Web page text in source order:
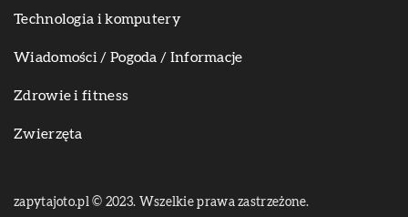
Technologia i komputery
Wiadomości / Pogoda / Informacje
Zdrowie i fitness
Zwierzęta
zapytajoto.pl © 2023. Wszelkie prawa zastrzeżone.